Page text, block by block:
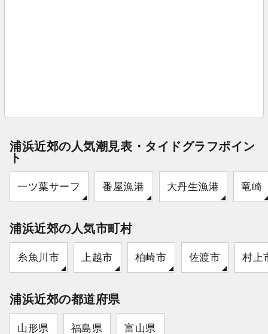
浦浜近郊の人気潮見表・タイドグラフポイン
ト
一ツ葉サーフ 番屋漁港 大丹生漁港 竜崎
浦浜近郊の人気市町村
糸魚川市 上越市 柏崎市 佐渡市 村上
浦浜近郊の都道府県
山形県 福島県 富山県